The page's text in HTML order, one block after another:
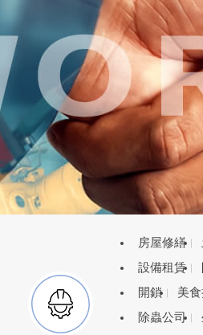
房屋修繕
設備租賃
開鎖
美
除蟲公司